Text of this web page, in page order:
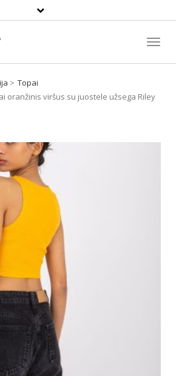
Paieška
Topai
oranžinis viršus su juostele užsega Riley